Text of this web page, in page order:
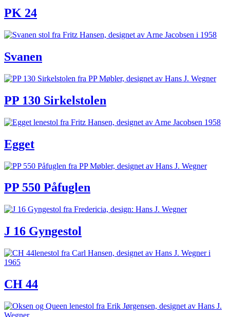
PK 24
Svanen
PP 130 Sirkelstolen
Egget
PP 550 Påfuglen
J 16 Gyngestol
CH 44